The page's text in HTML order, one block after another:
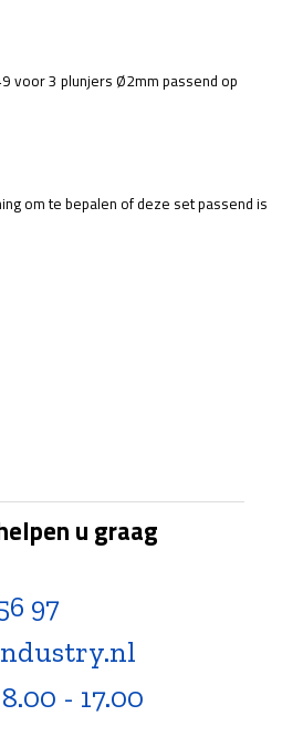
voor 3 plunjers Ø2mm passend op
om te bepalen of deze set passend is
u graag
97
- 17.00